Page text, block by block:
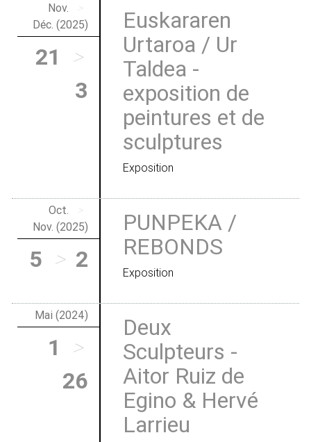
Nov.
>
Déc. (2025)
21
>
3
Euskararen
Urtaroa / Ur
Taldea -
exposition de
peintures et de
sculptures
Exposition
Oct.
>
Nov. (2025)
5 > 2
PUNPEKA /
REBONDS
Exposition
Mai (2024)
1
>
26
Deux
Sculpteurs -
Aitor Ruiz de
Egino & Hervé
Larrieu